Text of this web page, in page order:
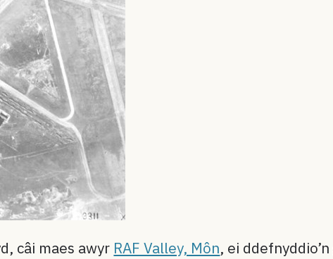
câi maes awyr RAF Valley, Môn, ei